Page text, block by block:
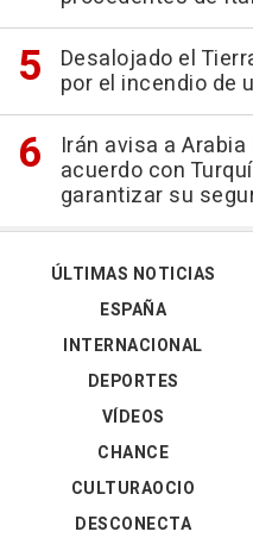
Desalojado el
por el incendio de
Irán avisa a
acuerdo con
garantizar su
ÚLTIMAS NOTICIAS
ESPAÑA
INTERNACIONAL
DEPORTES
VÍDEOS
CHANCE
CULTURAOCIO
DESCONECTA